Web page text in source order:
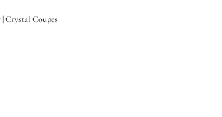
Crystal Coupes